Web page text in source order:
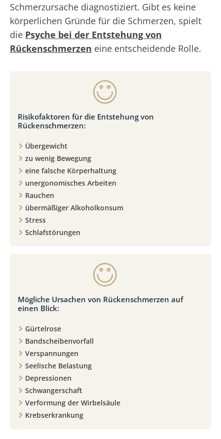
Schmerzursache diagnostiziert. Gibt es keine
körperlichen Gründe für die Schmerzen, spielt
die Psyche bei der Entstehung von
Rückenschmerzen eine entscheidende Rolle.
Risikofaktoren für die Entstehung von
Rückenschmerzen:
Übergewicht
zu wenig Bewegung
eine falsche Körperhaltung
unergonomisches Arbeiten
Rauchen
übermäßiger Alkoholkonsum
Stress
Schlafstörungen
Mögliche Ursachen von Rückenschmerzen auf
einen Blick:
Gürtelrose
Bandscheibenvorfall
Verspannungen
Seelische Belastung
Depressionen
Schwangerschaft
Verformung der Wirbelsäule
Krebserkrankung